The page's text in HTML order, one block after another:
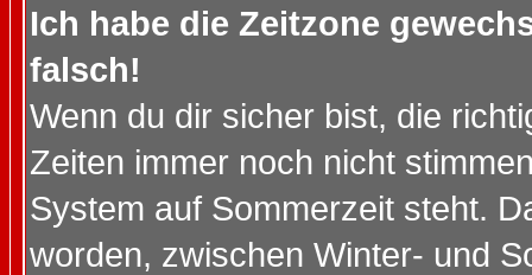
Ich habe die Zeitzone
falsch!
Wenn du dir sicher bist, die
Zeiten immer noch nicht
System auf Sommerzeit steht.
worden, zwischen Winter- und